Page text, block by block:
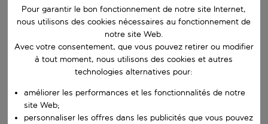
Choisissez votre destination
Vers
Choisissez vos dates
Quand
Pour garantir le bon fonctionnement de notre site Internet,
nous utilisons des cookies nécessaires au fonctionnement de
notre site Web.
Avec votre consentement, que vous pouvez retirer ou modifier
à tout moment, nous utilisons des cookies et autres
technologies alternatives pour:
améliorer les performances et les fonctionnalités de notre
site Web;
personnaliser les offres dans les publicités que vous pouvez